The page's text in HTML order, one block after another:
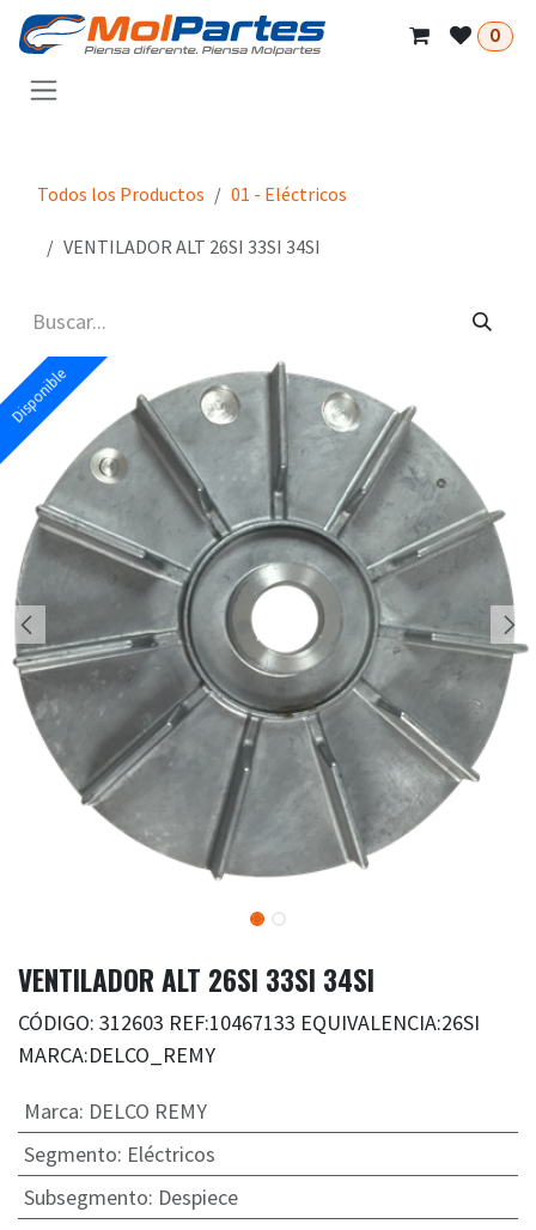
Ir al contenido
0
Todos los Productos 01 - Eléctricos
VENTILADOR ALT 26SI 33SI 34SI
Disponible
Disponible
VENTILADOR ALT 26SI 33SI 34SI
CÓDIGO: 312603 REF:10467133 EQUIVALENCIA:26SI
MARCA:DELCO_REMY
Marca: DELCO REMY
Segmento: Eléctricos
Subsegmento: Despiece